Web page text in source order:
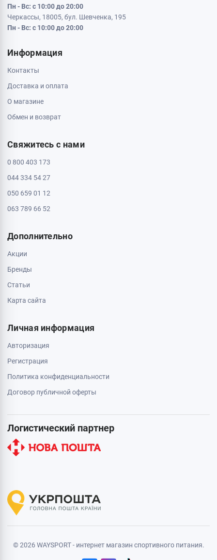
Пн - Вс: с 10:00 до 20:00
Черкассы, 18005, бул. Шевченка, 195
Пн - Вс: с 10:00 до 20:00
Информация
Контакты
Доставка и оплата
О магазине
Обмен и возврат
Свяжитесь с нами
0 800 403 173
044 334 54 27
050 659 01 12
063 789 66 52
Дополнительно
Акции
Бренды
Статьи
Карта сайта
Личная информация
Авторизация
Регистрация
Политика конфиденциальности
Договор публичной оферты
Логистический партнер
© 2026 WAYSPORT - интернет магазин спортивного питания.